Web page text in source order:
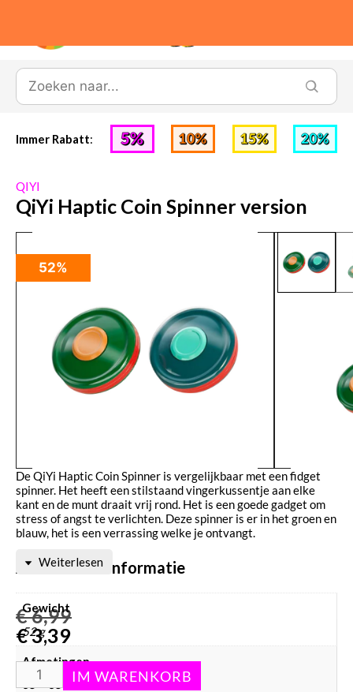
Immer Rabatt:
De QiYi Haptic Coin Spinner is vergelijkbaar met een fidget
spinner. Het heeft een stilstaand vingerkussentje aan elke
kant en de munt draait vrij rond. Het is een goede gadget om
stress of angst te verlichten. Deze spinner is er in het groen en
blauw, het is een verrassing welke je ontvangt.
Aanvullende informatie
Gewicht
52 g
Afmetingen
65 × 65 × 33 mm
Weiterlesen
€6,99
€3,39
QIYI
QiYi Haptic Coin Spinner version
52%